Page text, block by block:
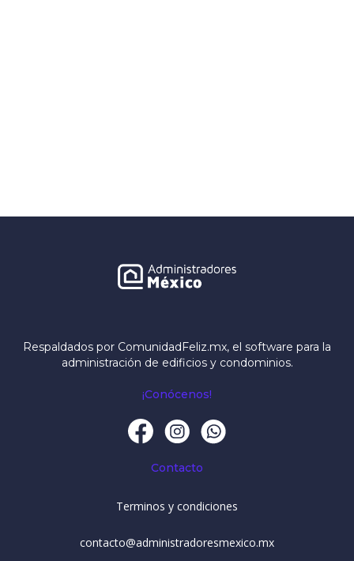
Respaldados por ComunidadFeliz.mx, el software para la
administración de edificios y condominios.
¡Conócenos!
Contacto
Terminos y condiciones
contacto@administradoresmexico.mx